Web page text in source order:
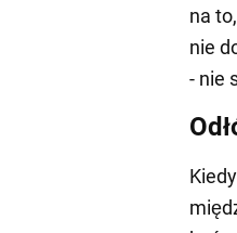
na
nie
- nie